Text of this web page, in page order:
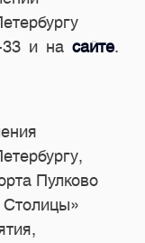
и на сайте.
Пулково